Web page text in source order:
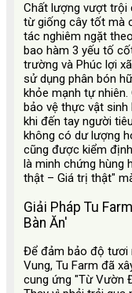
Chất lượng vượt trội
từ giống cây tốt mà
tác nghiêm ngặt
bao hàm 3 yếu tố
trường và Phúc lợi
sử dụng phân bón
khỏe mạnh tự
bảo vệ thực vật
khi đến tay người
không có dư lượng
cũng được kiểm
là minh chứng hùng
thật – Giá trị thật"
Giải Pháp Tu
Bàn Ăn'
Để đảm bảo độ tươi
Vung, Tu Farm đã
cung ứng "Từ Vườn